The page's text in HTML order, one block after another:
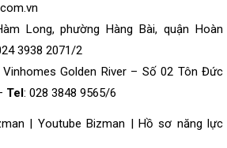
Long, phường Hàng Bài, quận Hoàn
3938 2071/2
Golden River – Số 02 Tôn Đức
Tel : 028 3848 9565/6
Youtube Bizman
Hồ sơ năng lực